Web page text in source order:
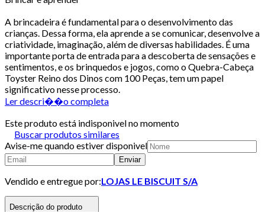
A brincadeira é fundamental para o desenvolvimento das
crianças. Dessa forma, ela aprende a se comunicar, desenvolve a
criatividade, imaginação, além de diversas habilidades. É uma
importante porta de entrada para a descoberta de sensações e
sentimentos, e os brinquedos e jogos, como o Quebra-Cabeça
Toyster Reino dos Dinos com 100 Peças, tem um papel
significativo nesse processo.
Ler descri��o completa
Este produto está indisponivel no momento
Buscar produtos similares
Avise-me quando estiver disponivel
Enviar
Vendido e entregue por:LOJAS LE BISCUIT S/A
Descrição do produto